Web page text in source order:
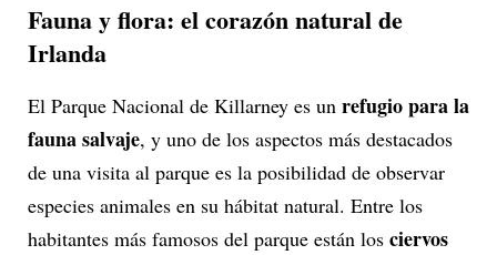
Fauna y flora: el corazón natural de
Irlanda
El Parque Nacional de Killarney es un refugio para la
fauna salvaje, y uno de los aspectos más destacados
de una visita al parque es la posibilidad de observar
especies animales en su hábitat natural. Entre los
habitantes más famosos del parque están los ciervos